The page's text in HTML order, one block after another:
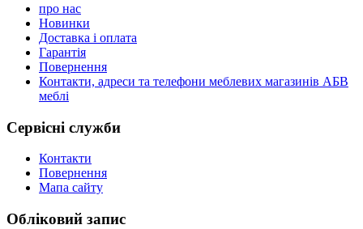
про нас
Новинки
Доставка і оплата
Гарантія
Повернення
Контакти, адреси та телефони меблевих магазинів АБВ
меблі
Сервісні служби
Контакти
Повернення
Мапа сайту
Обліковий запис